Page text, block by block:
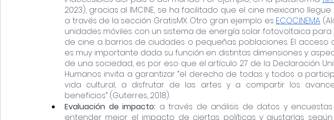
2023), gracias al IMCINE, se ha facilitado que el cine mexicano
a través de la sección GratisMX. Otro gran ejemplo es ECOCINEMA
unidades móviles con un sistema de energía solar fotovoltaica
de cine a barrios de ciudades o pequeñas poblaciones. El acceso
es muy importante dada su función en distintas dimensiones y
de una sociedad, es por eso que el artículo 27 de la Declaración
Humanos invita a garantizar “el derecho de todas y todos a
vida cultural, a disfrutar de las artes y a compartir los
beneficios” (Guterres, 2018).
Evaluación de impacto: a través de análisis de datos y
entender mejor el impacto de ciertas políticas y ajustarlas según